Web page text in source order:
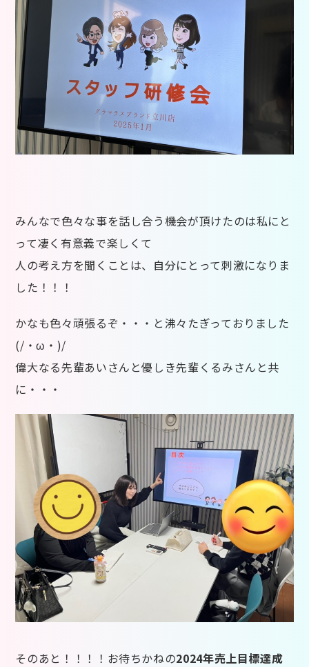
みんなで色々な事を話し合う機会が頂けたのは私にと
って凄く有意義で楽しくて
人の考え方を聞くことは、自分にとって刺激になりま
した！！！
かなも色々頑張るぞ・・・と沸々たぎっておりました
(/・ω・)/
偉大なる先輩あいさんと優しき先輩くるみさんと共
に・・・
そのあと！！！！お待ちかねの2024年売上目標達成